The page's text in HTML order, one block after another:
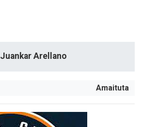
Juankar Arellano
Amaituta